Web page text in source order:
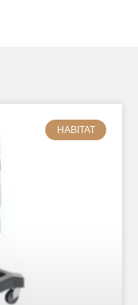
HABITAT